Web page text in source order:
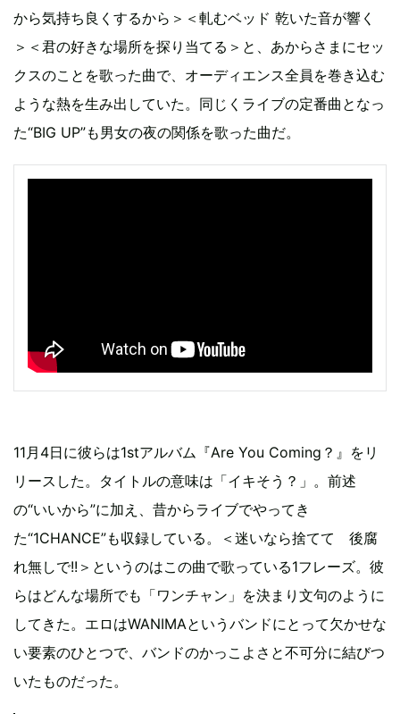
から気持ち良くするから＞＜軋むベッド 乾いた音が響く
＞＜君の好きな場所を探り当てる＞と、あからさまにセッ
クスのことを歌った曲で、オーディエンス全員を巻き込む
ような熱を生み出していた。同じくライブの定番曲となっ
た“BIG UP”も男女の夜の関係を歌った曲だ。
11月4日に彼らは1stアルバム『Are You Coming？』をリ
リースした。タイトルの意味は「イキそう？」。前述
の“いいから”に加え、昔からライブでやってき
た“1CHANCE”も収録している。＜迷いなら捨てて 後腐
れ無しで!!＞というのはこの曲で歌っている1フレーズ。彼
らはどんな場所でも「ワンチャン」を決まり文句のように
してきた。エロはWANIMAというバンドにとって欠かせな
い要素のひとつで、バンドのかっこよさと不可分に結びつ
いたものだった。